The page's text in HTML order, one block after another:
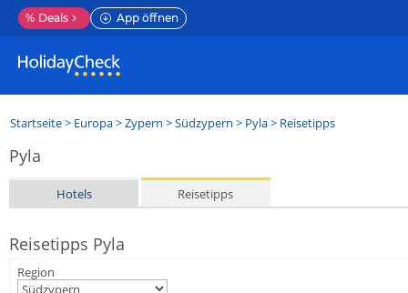
% Deals App öffnen
Startseite> Europa>Zypern >Südzypern > Pyla> Reisetipps
Pyla
Hotels Reisetipps
Reisetipps Pyla
Region